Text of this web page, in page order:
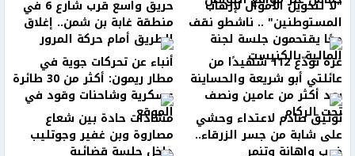
"لا لتحويل الأموال لإرهاب
المستوطنين" .. ناشطو نقف
معًا يقتحمون جلسة لجنة
المالية بالكنيست
حريق واسع قرب شارع 6 في
منطقة غابة بن شمن.. إغلاق
الطريق أمام حركة المرور
غزة تودّع 112 شهيدًا من
عائلتي أبو شريعة والحساينة
بعد أكثر من عامين ونصف
تحت الركام
أنباء عن تحركات جوية في
مطار ريمون: أكثر من 30 طائرة
عسكرية وشاحنات وقود في
الموقع توثيق صادم لاعتداء وحشي
على شابة من جسر الزرقاء..
مشادات حادة بين شعاع
مصاروة وبن غفير وجوتليب